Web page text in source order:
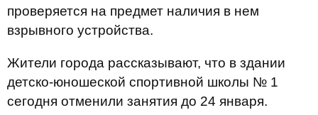
проверяется на предмет наличия в нем
взрывного устройства.
Жители города рассказывают, что в здании
детско-юношеской спортивной школы № 1
сегодня отменили занятия до 24 января.